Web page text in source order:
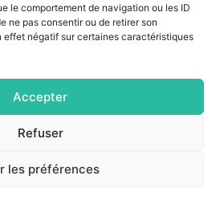
le comportement de navigation ou les ID
ne pas consentir ou de retirer son
effet négatif sur certaines caractéristiques
Accepter
Refuser
les préférences
(UE)